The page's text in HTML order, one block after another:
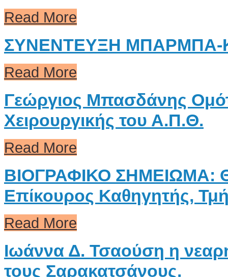
Read More
ΣΥΝΕΝΤΕΥΞΗ ΜΠΑΡΜΠΑ-
Read More
Γεώργιος Μπασδάνης
Χειρουργικής του Α.Π.Θ.
Read More
ΒΙΟΓΡΑΦΙΚΟ ΣΗΜΕΙΩΜΑ:
Επίκουρος Καθηγητής,
Read More
Ιωάννα Δ. Τσαούση η
τους Σαρακατσάνους.